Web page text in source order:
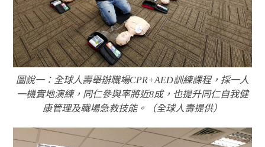
圖說一：全球人壽舉辦職場CPR+AED訓練課程，採一人
一機實地演練，同仁參與率將近8成，也提升同仁自我健
康管理及職場急救技能。（全球人壽提供）